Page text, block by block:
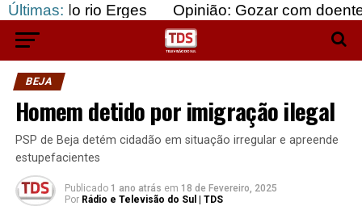
Últimas:
Erges Opinião: Gozar com doentes e bajular
BEJA
Homem detido por imigração ilegal
PSP de Beja detém cidadão em situação irregular e apreende
estupefacientes
Publicado 1 ano atrás em 18 de Fevereiro, 2025
Por Rádio e Televisão do Sul | TDS